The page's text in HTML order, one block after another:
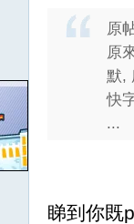
原
原
默,
快
...
睇到你既